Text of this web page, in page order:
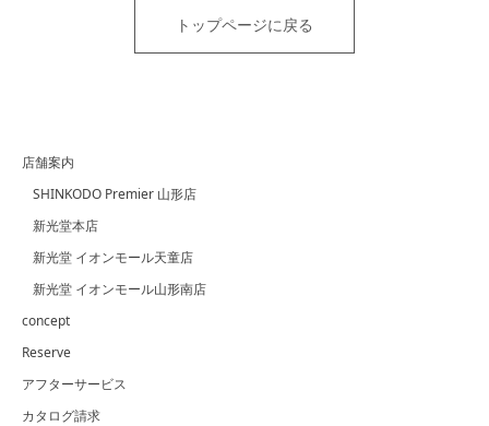
トップページに戻る
店舗案内
SHINKODO Premier 山形店
新光堂本店
新光堂 イオンモール天童店
新光堂 イオンモール山形南店
concept
Reserve
アフターサービス
カタログ請求